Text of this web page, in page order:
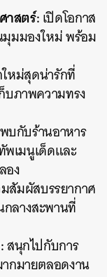
าสตร์:เปิดโอกาส
มมองใหม่ พร้อม
หม่สุดน่ารักที่
บภาพความทรง
บกับร้านอาหาร
พเมนูเด็ดและ
อง
สัมผัสบรรยากาศ
ลางสะพานที่
สนุกไปกับการ
กมายตลอดงาน